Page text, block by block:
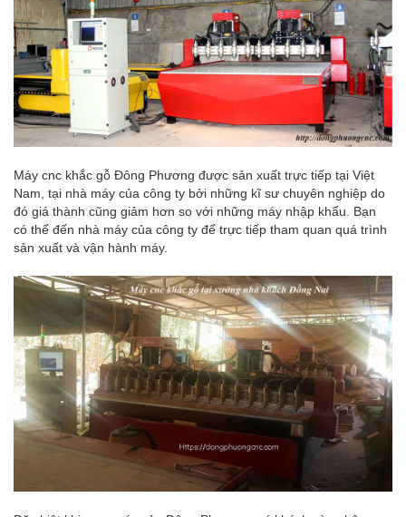
Máy cnc khắc gỗ Đông Phương được sản xuất trực tiếp tại Việt
Nam, tại nhà máy của công ty bởi những kĩ sư chuyên nghiệp do
đó giá thành cũng giảm hơn so với những máy nhập khẩu. Bạn
có thể đến nhà máy của công ty để trực tiếp tham quan quá trình
sản xuất và vận hành máy.